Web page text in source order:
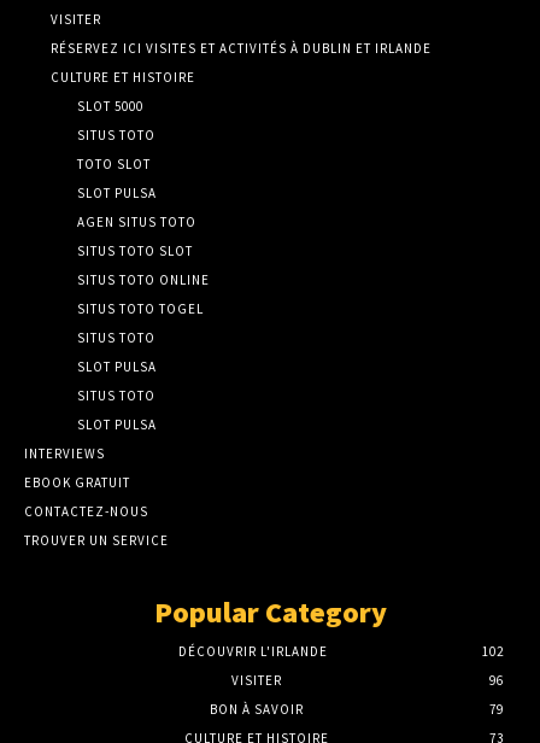
VISITER
RÉSERVEZ ICI VISITES ET ACTIVITÉS À DUBLIN ET IRLANDE
CULTURE ET HISTOIRE
SLOT 5000
SITUS TOTO
TOTO SLOT
SLOT PULSA
AGEN SITUS TOTO
SITUS TOTO SLOT
SITUS TOTO ONLINE
SITUS TOTO TOGEL
SITUS TOTO
SLOT PULSA
SITUS TOTO
SLOT PULSA
INTERVIEWS
EBOOK GRATUIT
CONTACTEZ-NOUS
TROUVER UN SERVICE
Popular Category
DÉCOUVRIR L'IRLANDE
102
VISITER
96
BON À SAVOIR
79
CULTURE ET HISTOIRE
73